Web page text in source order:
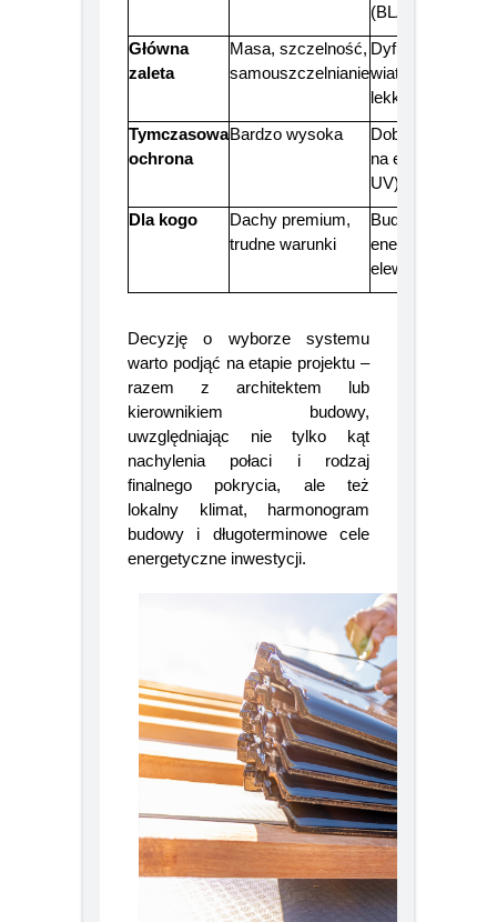
klejone zakłady
(BLACK+)
Główna
Masa, szczelność,Dyfuzja pary,
lekkość
Tymczasowa
Dobra (z uwagą
na ekspozycję
UV)
Dachy premium,
Budownictwo
elewacje
Decyzję o wyborze systemu
warto podjąć na etapie projektu –
razem z architektem lub
kierownikiem budowy,
uwzględniając nie tylko kąt
nachylenia połaci i rodzaj
finalnego pokrycia, ale też
lokalny klimat, harmonogram
budowy i długoterminowe cele